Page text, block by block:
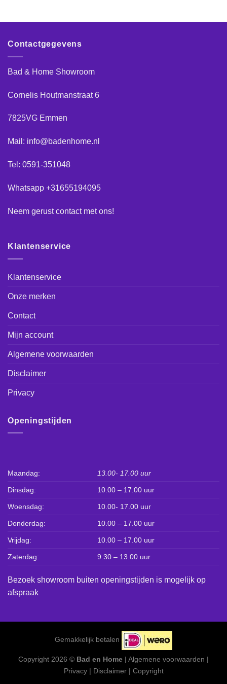
Contactgegevens
Bad & Home Showroom
Cornelis Houtmanstraat 6
7825VG Emmen
Mail: info@badenhome.nl
Tel: 0591-351048
Whatsapp +31655194095
Neem gerustcontactmet ons!
Klantenservice
Klantenservice
Onze merken
Contact
Mijn account
Algemene voorwaarden
Disclaimer
Privacy
Openingstijden
Maandag: 13.00- 17.00 uur
Dinsdag: 10.00 – 17.00 uur
Woensdag: 10.00- 17.00 uur
Donderdag: 10.00 – 17.00 uur
Vrijdag: 10.00 – 17.00 uur
Zaterdag: 9.30 – 13.00 uur
Bezoek showroom buiten openingstijden is mogelijk op
afspraak
Gemakkelijk betalen
Copyright 2026 © Bad en Home | Algemene voorwaarden |
Privacy| Disclaimer| Copyright